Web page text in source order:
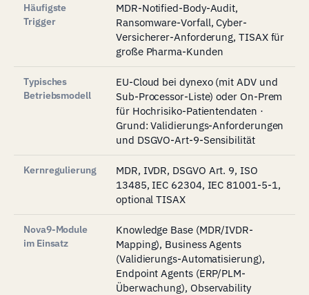
Häufigste
Trigger
MDR-Notified-Body-Audit,
Ransomware-Vorfall, Cyber-
Versicherer-Anforderung, TISAX für
große Pharma-Kunden
Typisches
Betriebsmodell
EU-Cloud bei dynexo (mit ADV und
Sub-Processor-Liste) oder On-Prem
für Hochrisiko-Patientendaten ·
Grund: Validierungs-Anforderungen
und DSGVO-Art-9-Sensibilität
Kernregulierung
MDR, IVDR, DSGVO Art. 9, ISO
13485, IEC 62304, IEC 81001-5-1,
optional TISAX
Nova9-Module
im Einsatz
Knowledge Base (MDR/IVDR-
Mapping), Business Agents
(Validierungs-Automatisierung),
Endpoint Agents (ERP/PLM-
Überwachung), Observability